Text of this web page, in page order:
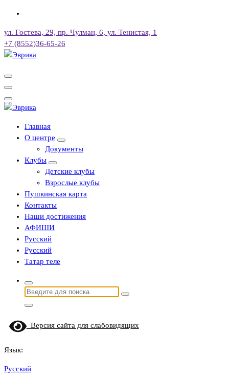
Перейти
содержимому
ул. Гостева, 29, пр. Чулман, 6, ул. Тенистая, 1
+7 (8552)36-65-26
Городской культурный центр, г. Набережные Челны
Городской культурный центр, г. Набережные Челны
Главная
О центре
Документы
Клубы
Детские клубы
Взрослые клубы
Пушкинская карта
Контакты
Наши достижения
АФИШИ
Русский
Русский
Татар теле
Найти:
Версия сайта для слабовидящих
Язык:
Русский